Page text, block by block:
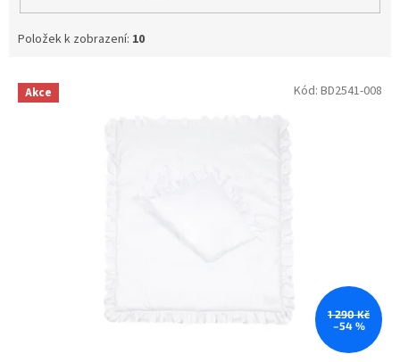
Položek k zobrazení: 10
V Akce
1 290 Kč
–54 %
Kód: BD2541-008